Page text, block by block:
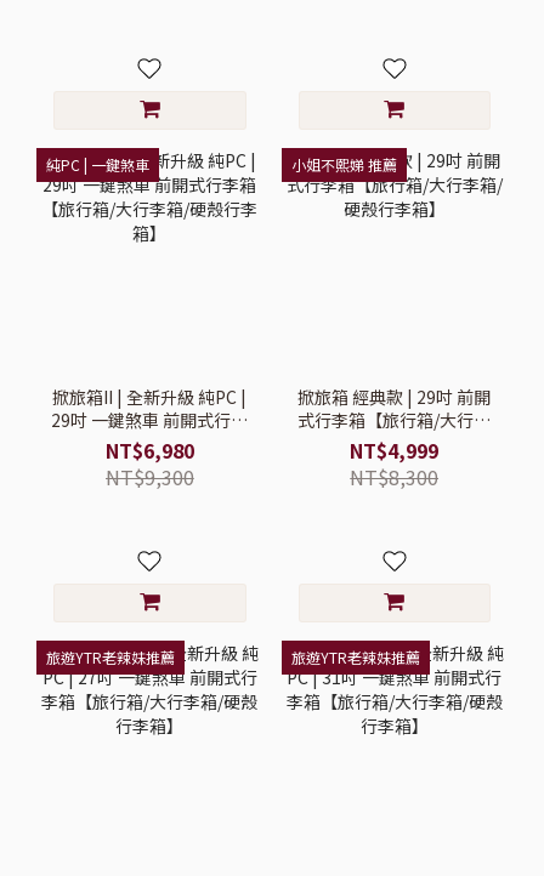
純PC | 一鍵煞車
掀旅箱II | 全新升級 純PC |
29吋 一鍵煞車 前開式行李
箱【旅行箱/大行李箱/硬殼
行李箱】
NT$6,980
NT$9,300
小姐不熙娣 推薦
掀旅箱 經典款 | 29吋 前開
式行李箱【旅行箱/大行李
箱/硬殼行李箱】
NT$4,999
NT$8,300
旅遊YTR老辣妹推薦 旅遊YTR老辣妹推薦